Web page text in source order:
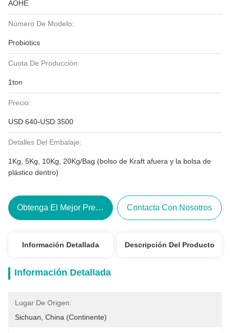
AOHE
Número De Modelo:
Probiotics
Cuota De Producción:
1ton
Precio:
USD 640-USD 3500
Detalles Del Embalaje:
1Kg, 5Kg, 10Kg, 20Kg/Bag (bolso de Kraft afuera y la bolsa de
plástico dentro)
Obtenga El Mejor Precio Contacta Con Nosotros
Información Detallada Descripción Del Producto
Información Detallada
Lugar De Origen:
Sichuan, China (continente)